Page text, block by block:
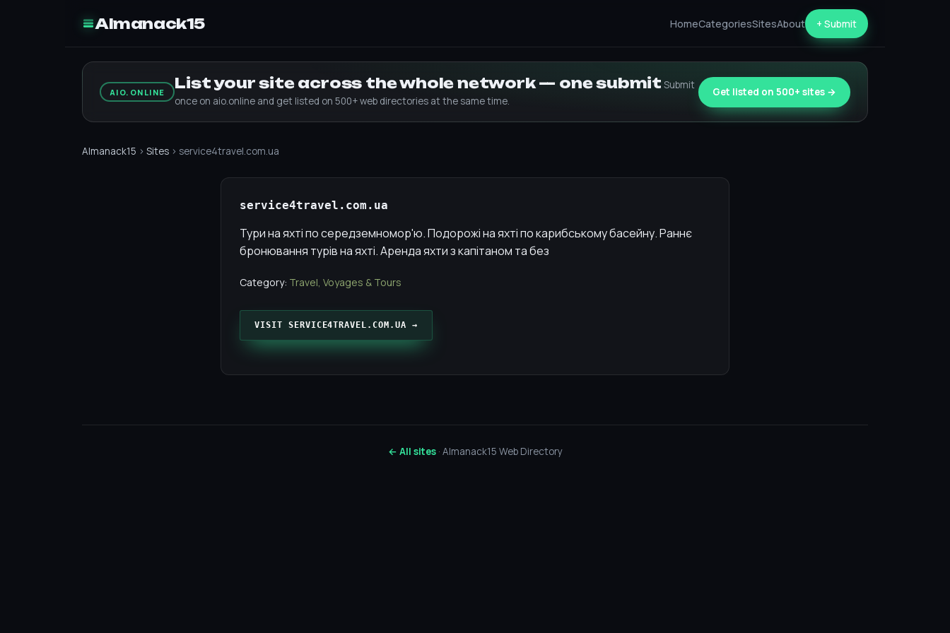
Almanack15 HomeCategoriesSitesAbout + Submit
AIO.ONLINE List your site across the whole network — one submit Submit
once on aio.online and get listed on 500+ web directories at the same time.
Get listed on 500+ sites →
Almanack15 › Sites › service4travel.com.ua
service4travel.com.ua
Тури на яхті по середземномор'ю. Подорожі на яхті по карибському басейну. Раннє
бронювання турів на яхті. Аренда яхти з капітаном та без
Category: Travel, Voyages & Tours
VISIT SERVICE4TRAVEL.COM.UA →
← All sites· Almanack15 Web Directory